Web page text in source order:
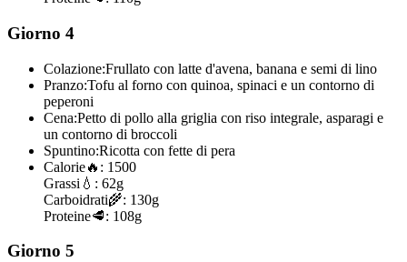
Giorno 4
Colazione:Frullato con latte d'avena, banana e semi di lino
Pranzo:Tofu al forno con quinoa, spinaci e un contorno di
peperoni
Cena:Petto di pollo alla griglia con riso integrale, asparagi e
un contorno di broccoli
Spuntino:Ricotta con fette di pera
Calorie🔥: 1500
Grassi 💧: 62g
Carboidrati🌾: 130g
Proteine🥩: 108g
Giorno 5